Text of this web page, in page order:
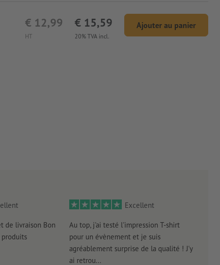
HT
€ 12,99
20% TVA incl.
€ 15,59 Ajouter au panier
de livraison Bon
Excellent
Au top, j'ai testé l'impression T-shirt
pour un évènement et je suis
agréablement surprise de la qualité ! J'y
ai retrou...